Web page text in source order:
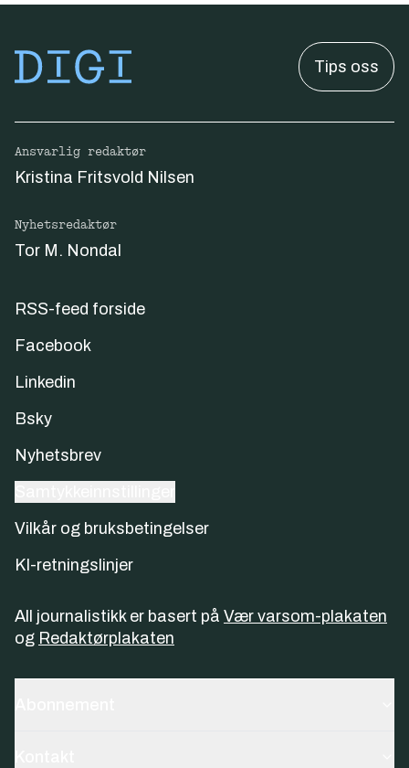
Tips oss
Ansvarlig redaktør
Kristina Fritsvold Nilsen
Nyhetsredaktør
Tor M. Nondal
RSS-feed forside
Facebook
Linkedin
Bsky
Nyhetsbrev
Vilkår og bruksbetingelser
KI-retningslinjer
All journalistikk er basert på Vær varsom-plakaten
og Redaktørplakaten